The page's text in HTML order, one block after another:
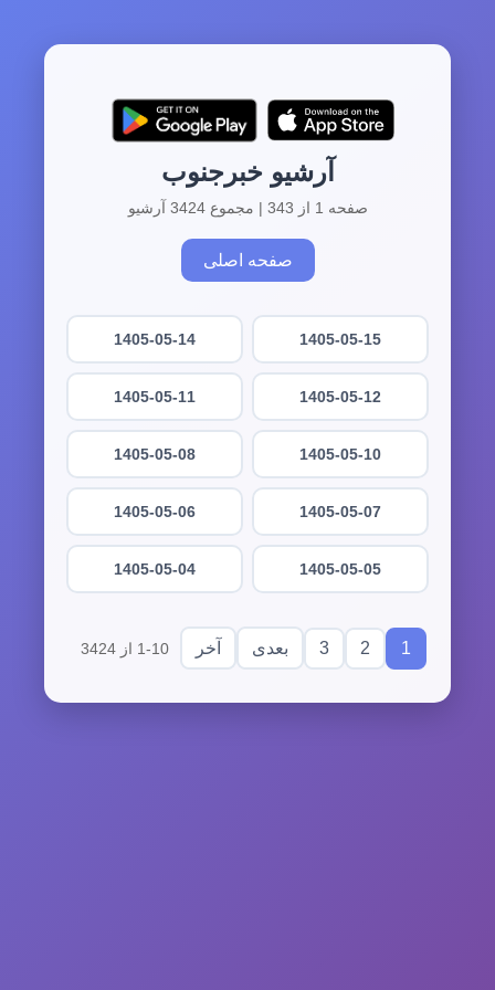
آرشیو خبرجنوب
صفحه 1 از 343 | مجموع 3424 آرشیو
صفحه اصلی
1405-05-15
1405-05-14
1405-05-12
1405-05-11
1405-05-10
1405-05-08
1405-05-07
1405-05-06
1405-05-05
1405-05-04
1
2
3 بعدی آخر 1-10 از 3424